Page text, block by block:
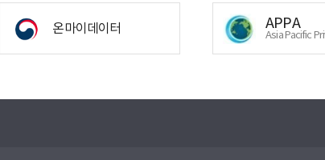
온마이데이터 APPA
Asia Pacific